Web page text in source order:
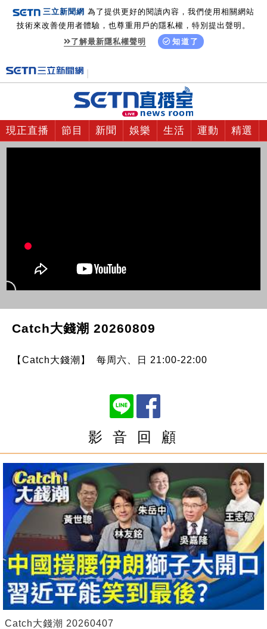
三立新聞網 為了提供更好的閱讀內容，我們使用相關網站
技術來改善使用者體驗，也尊重用戶的隱私權，特別提出聲明。
了解最新隱私權聲明
知道了
現正直播 節目 新聞 娛樂 生活 運動 精選
Catch大錢潮 20260809
【Catch大錢潮】 每周六、日 21:00-22:00
影 音 回 顧
Catch大錢潮 20260407